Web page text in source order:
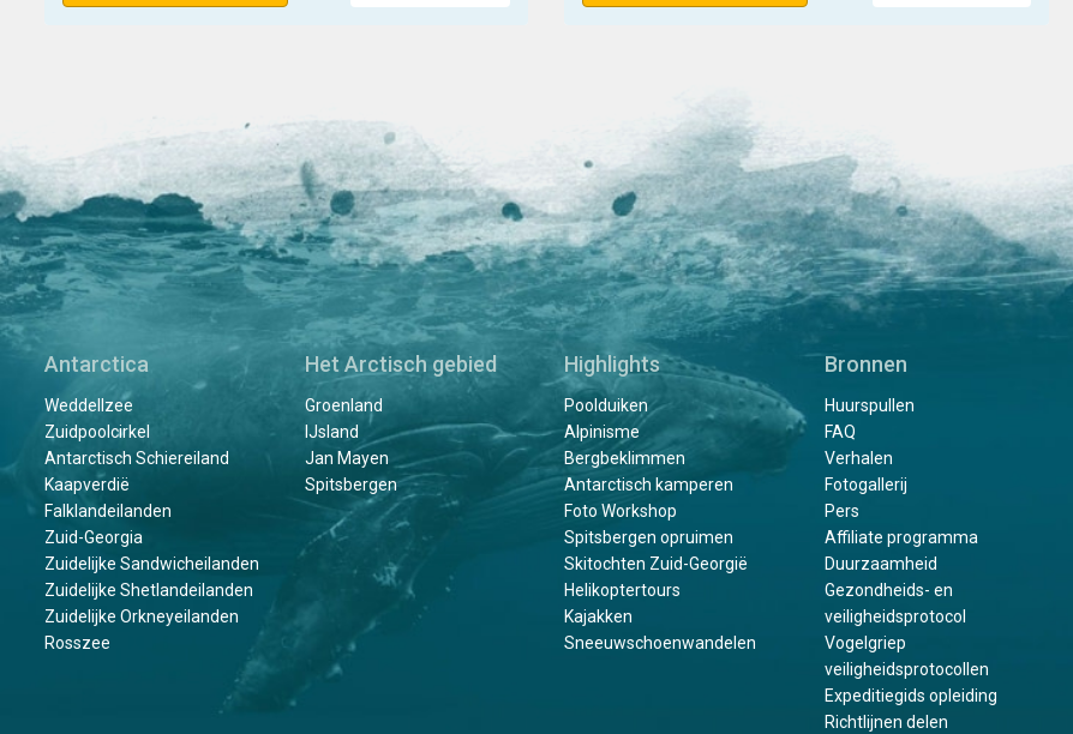
Antarctica
Weddellzee
Zuidpoolcirkel
Antarctisch Schiereiland
Kaapverdië
Falklandeilanden
Zuid-Georgia
Zuidelijke Sandwicheilanden
Zuidelijke Shetlandeilanden
Zuidelijke Orkneyeilanden
Rosszee
Het Arctisch gebied
Groenland
IJsland
Jan Mayen
Spitsbergen
Highlights
Poolduiken
Alpinisme
Bergbeklimmen
Antarctisch kamperen
Foto Workshop
Spitsbergen opruimen
Skitochten Zuid-Georgië
Helikoptertours
Kajakken
Sneeuwschoenwandelen
Bronnen
Huurspullen
FAQ
Verhalen
Fotogallerij
Pers
Affiliate programma
Duurzaamheid
Gezondheids- en
veiligheidsprotocol
Vogelgriep
veiligheidsprotocollen
Expeditiegids opleiding
Richtlijnen delen